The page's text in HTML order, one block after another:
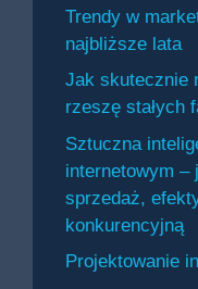
Trendy w
najbliższe lata
Jak skutecznie
rzeszę stałych
Sztuczna
internetowym –
sprzedaż,
konkurencyjną
Projektowanie